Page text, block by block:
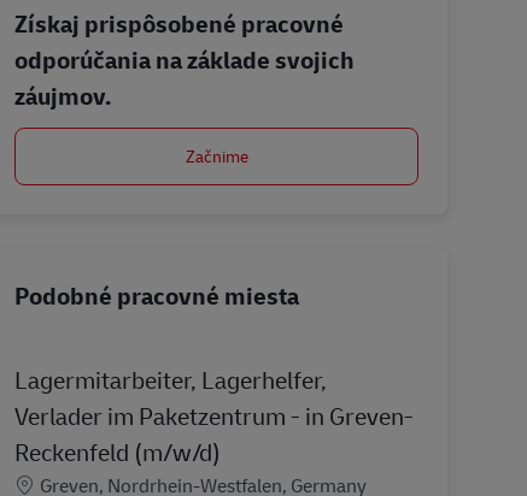
Získaj prispôsobené pracovné
odporúčania na základe svojich
záujmov.
Začnime
Podobné pracovné miesta
Lagermitarbeiter, Lagerhelfer,
Verlader im Paketzentrum - in Greven-
Reckenfeld (m/w/d)
Miesto
Greven, Nordrhein-Westfalen, Germany